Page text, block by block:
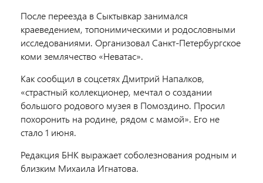
После переезда в Сыктывкар занимался
краеведением, топонимическими и родословными
исследованиями. Организовал Санкт-Петербургское
коми землячество «Неватас».
Как сообщил в соцсетях Дмитрий Напалков,
«страстный коллекционер, мечтал о создании
большого родового музея в Помоздино. Просил
похоронить на родине, рядом с мамой». Его не
стало 1 июня.
Редакция БНК выражает соболезнования родным и
близким Михаила Игнатова.